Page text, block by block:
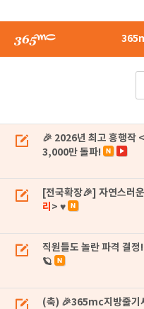
🎉 2026년 최고 흥행작
3,000만 돌파!
[전국확장🎉] 자연스러
리 > ♥
직원들도 놀란 파격 결정!
🪐
(축) 🎉365mc지방줄